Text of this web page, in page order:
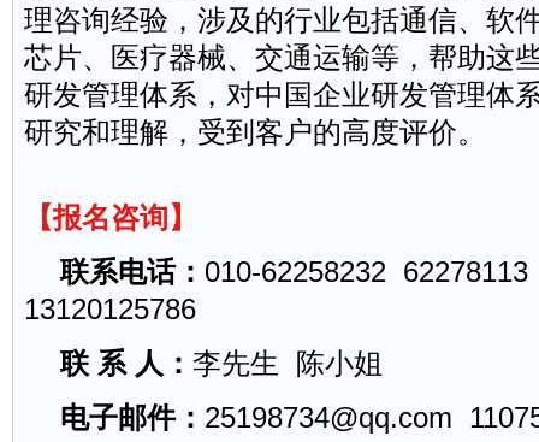
理咨询经验，涉及的行业包括通信、软
芯片、医疗器械、交通运输等，帮助这
研发管理体系，对中国企业研发管理体
研究和理解，受到客户的高度评价。
【报名咨询】
联系电话： 010-62258232
13120125786
联 系 人： 李先生 陈小姐
电子邮件： 25198734@qq.com